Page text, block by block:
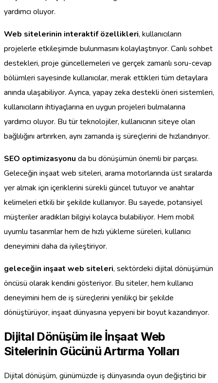
yardımcı oluyor.
Web sitelerinin interaktif özellikleri, kullanıcıların
projelerle etkileşimde bulunmasını kolaylaştırıyor. Canlı sohbet
destekleri, proje güncellemeleri ve gerçek zamanlı soru-cevap
bölümleri sayesinde kullanıcılar, merak ettikleri tüm detaylara
anında ulaşabiliyor. Ayrıca, yapay zeka destekli öneri sistemleri,
kullanıcıların ihtiyaçlarına en uygun projeleri bulmalarına
yardımcı oluyor. Bu tür teknolojiler, kullanıcının siteye olan
bağlılığını artırırken, aynı zamanda iş süreçlerini de hızlandırıyor.
SEO optimizasyonu da bu dönüşümün önemli bir parçası.
Geleceğin inşaat web siteleri, arama motorlarında üst sıralarda
yer almak için içeriklerini sürekli güncel tutuyor ve anahtar
kelimeleri etkili bir şekilde kullanıyor. Bu sayede, potansiyel
müşteriler aradıkları bilgiyi kolayca bulabiliyor. Hem mobil
uyumlu tasarımlar hem de hızlı yükleme süreleri, kullanıcı
deneyimini daha da iyileştiriyor.
geleceğin inşaat web siteleri, sektördeki dijital dönüşümün
öncüsü olarak kendini gösteriyor. Bu siteler, hem kullanıcı
deneyimini hem de iş süreçlerini yenilikçi bir şekilde
dönüştürüyor, inşaat dünyasına yepyeni bir boyut kazandırıyor.
Dijital Dönüşüm ile İnşaat Web
Sitelerinin Gücünü Artırma Yolları
Dijital dönüşüm, günümüzde iş dünyasında oyun değiştirici bir